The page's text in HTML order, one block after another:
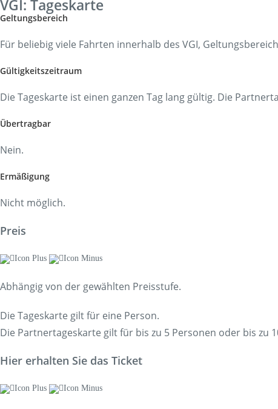
Korridorsanierung
Baumaßnahmen_RVOF
VGI: Tageskarte
Geltungsbereich
Für beliebig viele Fahrten innerhalb des VGI,
Gültigkeitszeitraum
Die Tageskarte ist einen ganzen Tag lang gültig. Die
Übertragbar
Nein.
Ermäßigung
Nicht möglich.
Preis
Abhängig von der gewählten Preisstufe.
Die Tageskarte gilt für eine Person.
Die Partnertageskarte gilt für bis zu 5 Personen oder bis zu
Hier erhalten Sie das Ticket